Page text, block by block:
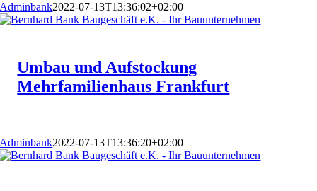
Adminbank2022-07-13T13:36:02+02:00
Umbau und Aufstockung
Mehrfamilienhaus Frankfurt
Adminbank2022-07-13T13:36:20+02:00